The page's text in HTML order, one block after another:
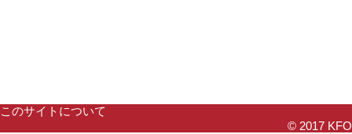
このサイトについて
© 2017 KFO